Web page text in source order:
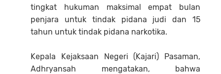
tingkat hukuman maksimal empat bulan
penjara untuk tindak pidana judi dan 15
tahun untuk tindak pidana narkotika.
Kepala Kejaksaan Negeri (Kajari) Pasaman,
Adhryansah mengatakan, bahwa